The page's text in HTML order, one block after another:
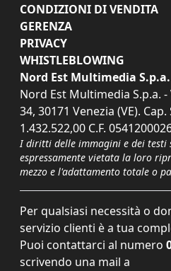
CONDIZIONI DI VENDITA
GERENZA
PRIVACY
WHISTLEBLOWING
Nord Est Multimedia S.p.a.
Nord Est Multimedia S.p.a.
34, 30171 Venezia (VE). Cap.
1.432.522,00 C.F.
I diritti delle immagini e dei testi
espressamente vietata la loro
mezzo e l'adattamento totale o
Per qualsiasi necessità o
servizio clienti è a tua
Puoi contattarci al numero
scrivendo una mail a